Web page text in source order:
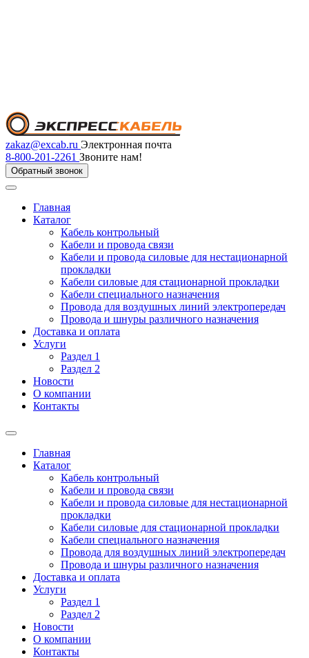
zakaz@excab.ru Электронная почта
8-800-201-2261 Звоните нам!
Обратный звонок
Главная
Каталог
Кабель контрольный
Кабели и провода связи
Кабели и провода силовые для нестационарной
прокладки
Кабели силовые для стационарной прокладки
Кабели специального назначения
Провода для воздушных линий электропередач
Провода и шнуры различного назначения
Доставка и оплата
Услуги
Раздел 1
Раздел 2
Новости
О компании
Контакты
Главная
Каталог
Кабель контрольный
Кабели и провода связи
Кабели и провода силовые для нестационарной
прокладки
Кабели силовые для стационарной прокладки
Кабели специального назначения
Провода для воздушных линий электропередач
Провода и шнуры различного назначения
Доставка и оплата
Услуги
Раздел 1
Раздел 2
Новости
О компании
Контакты